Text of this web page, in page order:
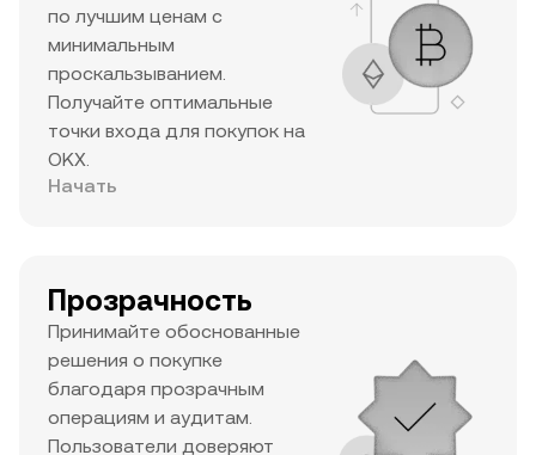
по лучшим ценам с
минимальным
проскальзыванием.
Получайте оптимальные
точки входа для покупок на
OKX.
Начать
Прозрачность
Принимайте обоснованные
решения о покупке
благодаря прозрачным
операциям и аудитам.
Пользователи доверяют